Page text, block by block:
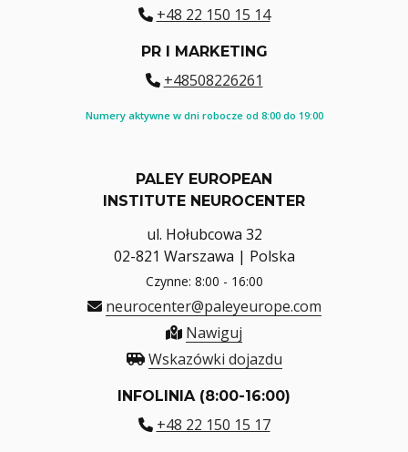
+48 22 150 15 14
PR I MARKETING
+48508226261
Numery aktywne w dni robocze od 8:00 do 19:00
PALEY EUROPEAN
INSTITUTE NEUROCENTER
ul. Hołubcowa 32
02-821 Warszawa | Polska
Czynne: 8:00 - 16:00
neurocenter@paleyeurope.com
Nawiguj
Wskazówki dojazdu
INFOLINIA (8:00-16:00)
+48 22 150 15 17